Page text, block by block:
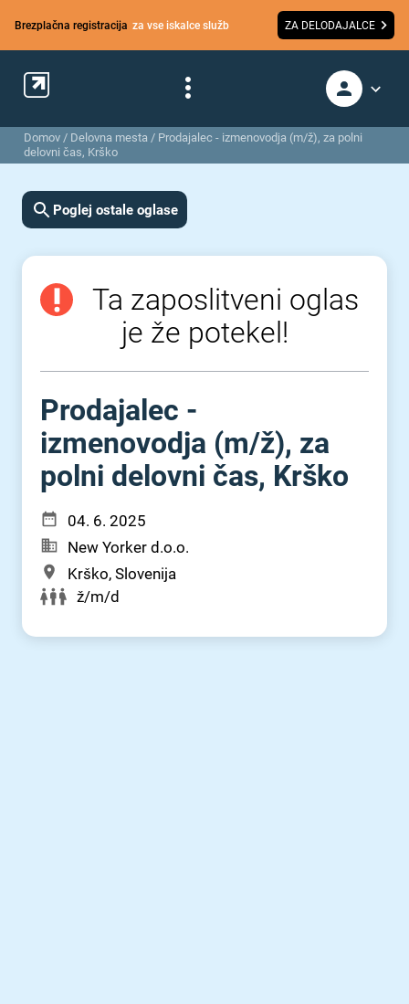
Brezplačna registracija za vse iskalce služb ZA DELODAJALCE
Domov / Delovna mesta / Prodajalec - izmenovodja (m/ž), za polni
delovni čas, Krško
Poglej ostale oglase
Ta zaposlitveni oglas
je že potekel!
Prodajalec -
izmenovodja (m⁠/⁠ž), za
polni delovni čas, Krško
04. 6. 2025
New Yorker d.o.o.
Krško, Slovenija
ž/m/d